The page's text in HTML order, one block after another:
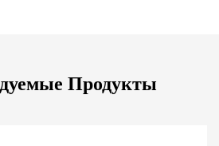
Продукты